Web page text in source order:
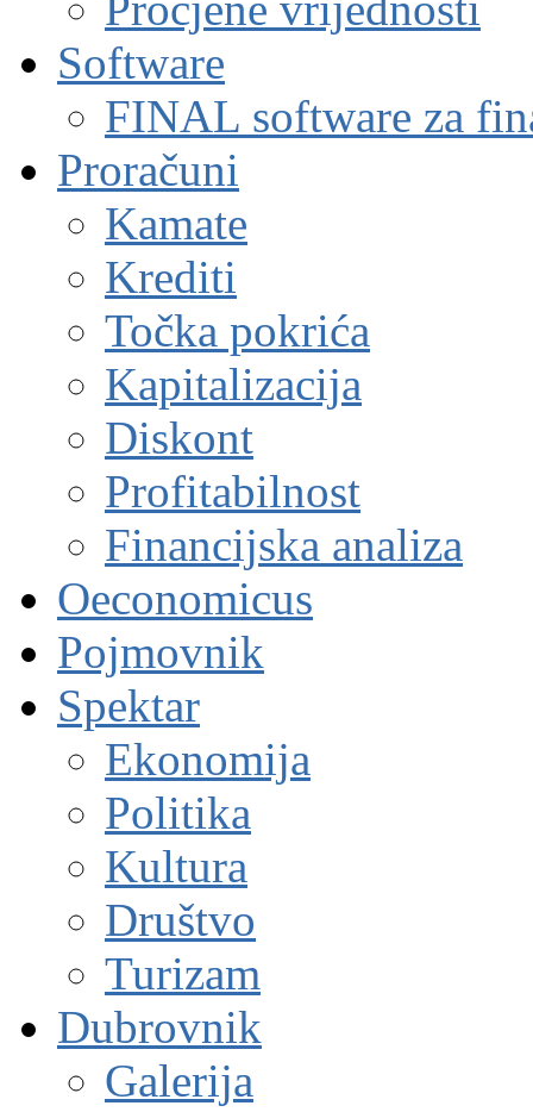
Software
FINAL software za
Proračuni
Kamate
Krediti
Točka pokrića
Kapitalizacija
Diskont
Profitabilnost
Financijska analiza
Oeconomicus
Pojmovnik
Spektar
Ekonomija
Politika
Kultura
Društvo
Turizam
Dubrovnik
Galerija